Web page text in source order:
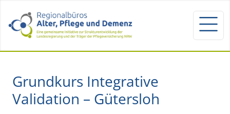
Grundkurs Integrative
Validation – Gütersloh